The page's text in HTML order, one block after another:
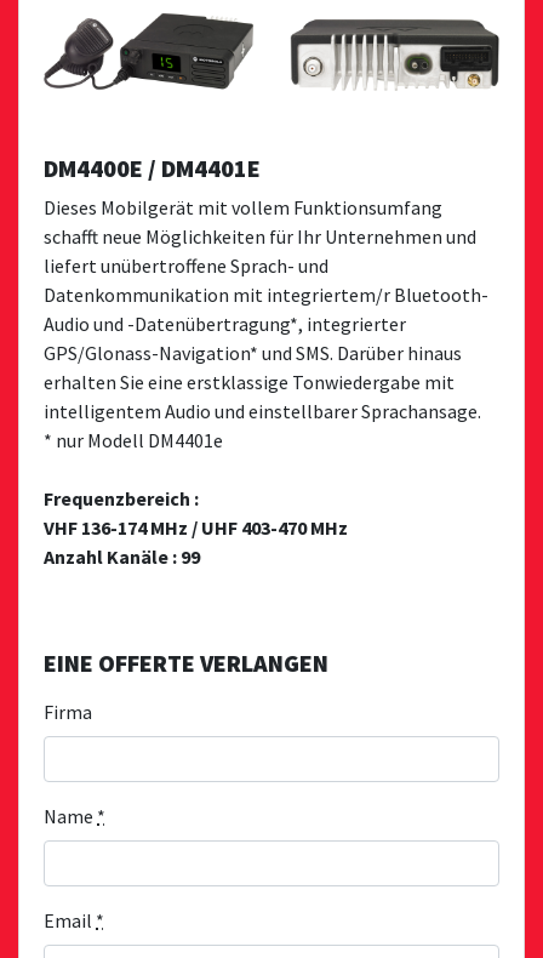
DM4400E / DM4401E
Dieses Mobilgerät mit vollem Funktionsumfang
schafft neue Möglichkeiten für Ihr Unternehmen und
liefert unübertroffene Sprach- und
Datenkommunikation mit integriertem/r Bluetooth-
Audio und -Datenübertragung*, integrierter
GPS/Glonass-Navigation* und SMS. Darüber hinaus
erhalten Sie eine erstklassige Tonwiedergabe mit
intelligentem Audio und einstellbarer Sprachansage.
* nur Modell DM4401e
Frequenzbereich :
VHF 136-174 MHz / UHF 403-470 MHz
Anzahl Kanäle : 99
EINE OFFERTE VERLANGEN
Firma
Name *
Email *